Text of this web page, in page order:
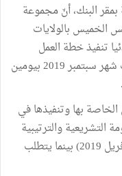
البنك، أنّ مجموعة
الخميس بالولايات
تنفيذ خطة العمل
الخاصة بها وقررت إجراء زيارة في منتصف شهر سبتمبر 2019 بيومين
بها وتنفيذها في
التشريعية والترتيبية
في ظرف 17 شهرا (من ديسمبر 2017 إلى افريل 2019) بينما يتطلب